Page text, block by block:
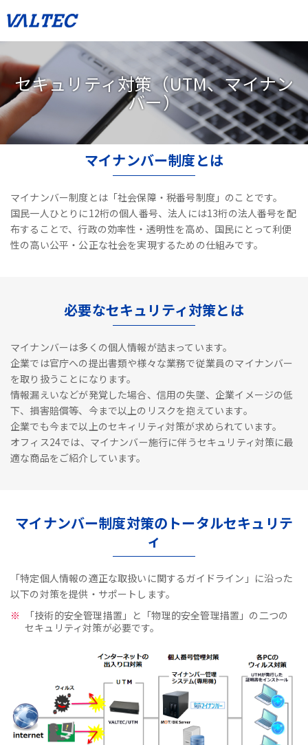
セキュリティ対策（UTM、マイナン
バー）
マイナンバー制度とは
マイナンバー制度とは「社会保障・税番号制度」のことです。
国民一人ひとりに12桁の個人番号、法人には13桁の法人番号を配
布することで、 行政の効率性・透明性を高め、国民にとって利便
性の高い公平・公正な社会を実現するための仕組みです。
必要なセキュリティ対策とは
マイナンバーは多くの個人情報が詰まっています。
企業では官庁への提出書類や様々な業務で従業員のマイナンバー
を取り扱うことになります。
情報漏えいなどが発覚した場合、信用の失墜、企業イメージの低
下、損害賠償等、今まで以上のリスクを抱えています。
企業でも今まで以上のセキィリティ対策が求められています。
オフィス24では、マイナンバー施行に伴うセキュリティ対策に最
適な商品をご紹介しています。
マイナンバー制度対策のトータルセキュリテ
ィ
「特定個人情報の適正な取扱いに関するガイドライン」に沿った
以下の対策を提供・サポートします。
「技術的安全管理措置」と「物理的安全管理措置」の二つの
セキュリティ対策が必要です。